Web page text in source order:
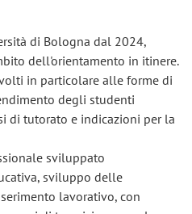
di Bologna dal 2024,
dell'orientamento in itinere.
in particolare alle forme di
degli studenti
di tutorato e indicazioni per la
sviluppato
sviluppo delle
lavorativo, con